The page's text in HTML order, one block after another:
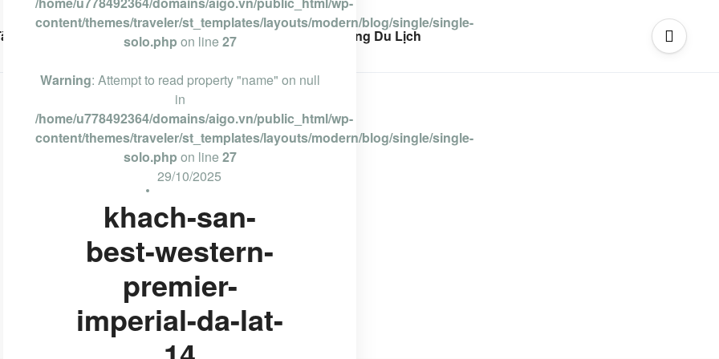
Nha Trang Đà Lạt Cẩm Nang Du Lịch
content/themes/traveler/st_templates/layouts/modern/blog/single/single-
solo.php on line 27
Warning: Attempt to read property "name" on null
in
/home/u778492364/domains/aigo.vn/public_html/wp-
content/themes/traveler/st_templates/layouts/modern/blog/single/single-
solo.php on line 27
29/10/2025
khach-san-
best-western-
premier-
imperial-da-lat-